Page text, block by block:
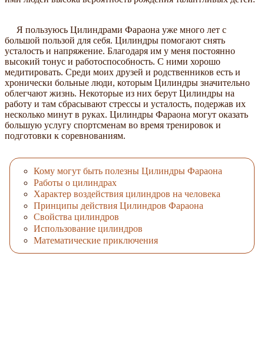
Я пользуюсь Цилиндрами Фараона уже много лет с
большой пользой для себя. Цилиндры помогают снять
усталость и напряжение. Благодаря им у меня постоянно
высокий тонус и работоспособность. С ними хорошо
медитировать. Среди моих друзей и родственников есть и
хронически больные люди, которым Цилиндры значительно
облегчают жизнь. Некоторые из них берут Цилиндры на
работу и там сбрасывают стрессы и усталость, подержав их
несколько минут в руках. Цилиндры Фараона могут оказать
большую услугу спортсменам во время тренировок и
подготовки к соревнованиям.
Кому могут быть полезны Цилиндры Фараона
Работы о цилиндрах
Характер воздействия цилиндров на человека
Принципы действия Цилиндров Фараона
Свойства цилиндров
Использование цилиндров
Математические приключения